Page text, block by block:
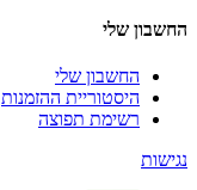
החשבון שלי
החשבון שלי
היסטוריית ההזמנות
רשימת תפוצה
נגישות